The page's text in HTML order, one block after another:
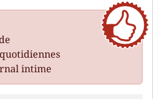
intime